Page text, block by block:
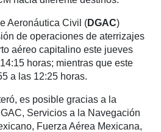
Aeronáutica Civil (DGAC)
de operaciones de aterrizajes
aéreo capitalino este jueves
horas; mientras que este
a las 12:25 horas.
es posible gracias a la
Servicios a la Navegación
Fuerza Aérea Mexicana,